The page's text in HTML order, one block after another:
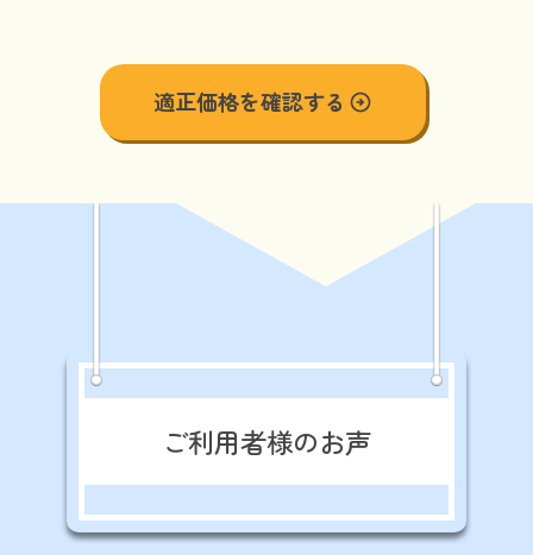
適正価格を確認する arrow_circle_right
ご利用者様のお声